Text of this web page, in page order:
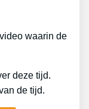
waarin de
deze tijd.
de tijd.